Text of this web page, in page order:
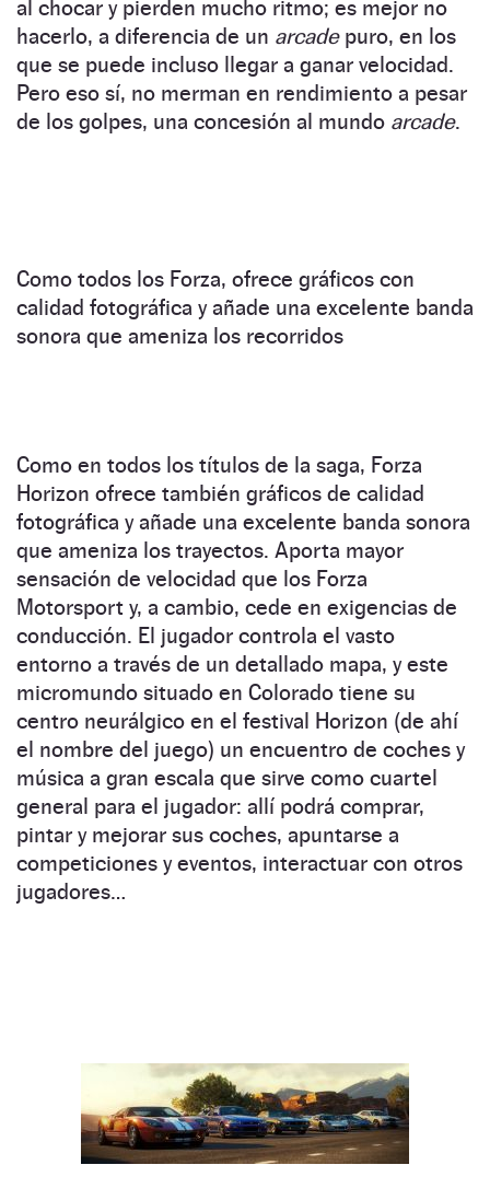
al chocar y pierden mucho ritmo; es mejor no
hacerlo, a diferencia de un arcadepuro, en los
que se puede incluso llegar a ganar velocidad.
Pero eso sí, no merman en rendimiento a pesar
de los golpes, una concesión al mundo arcade.
Como todos los Forza, ofrece gráficos con
calidad fotográfica y añade una excelente banda
sonora que ameniza los recorridos
Como en todos los títulos de la saga, Forza
Horizon ofrece también gráficos de calidad
fotográfica y añade una excelente banda sonora
que ameniza los trayectos. Aporta mayor
sensación de velocidad que los Forza
Motorsport y, a cambio, cede en exigencias de
conducción. El jugador controla el vasto
entorno a través de un detallado mapa, y este
micromundo situado en Colorado tiene su
centro neurálgico en el festival Horizon (de ahí
el nombre del juego) un encuentro de coches y
música a gran escala que sirve como cuartel
general para el jugador: allí podrá comprar,
pintar y mejorar sus coches, apuntarse a
competiciones y eventos, interactuar con otros
jugadores…